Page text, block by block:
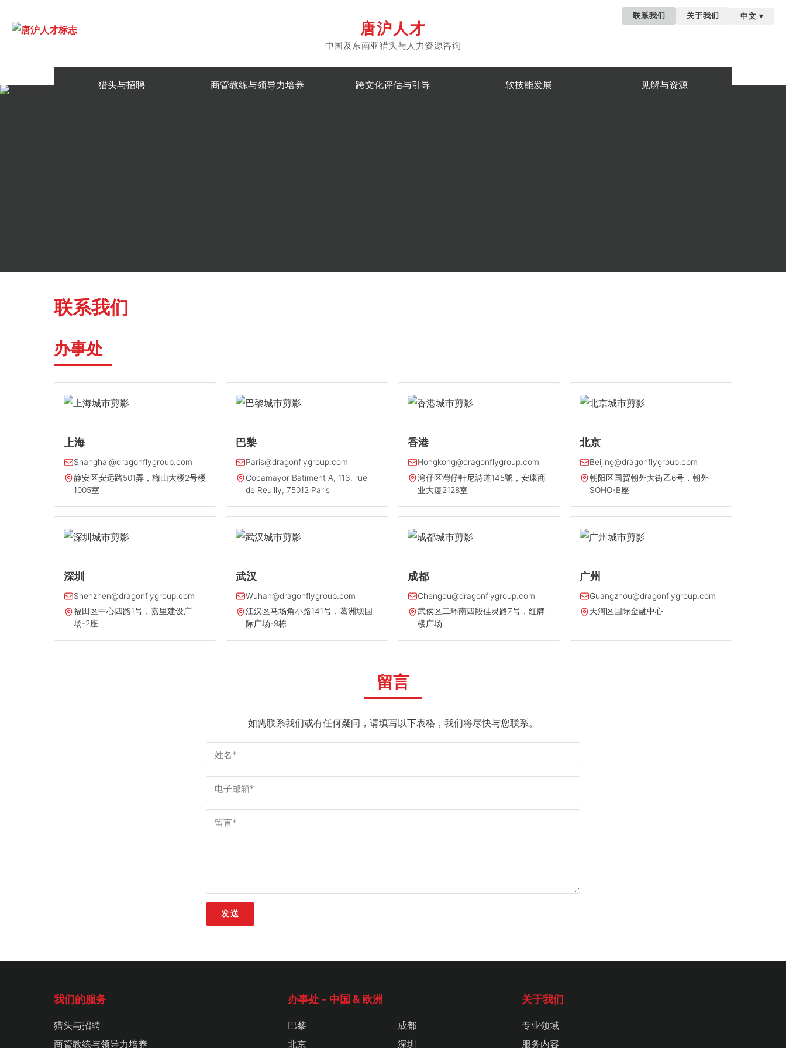
唐沪人才
中国及东南亚猎头与人力资源咨询
联系我们 关于我们 中文 ▾
猎头与招聘 商管教练与领导力培养 跨文化评估与引导 软技能发展 见解与资源
联系我们
办事处
上海
Shanghai@dragonflygroup.com
静安区安远路501弄，梅山大楼2号楼
1005室
巴黎
Paris@dragonflygroup.com
Cocamayor Batiment A, 113, rue
de Reuilly, 75012 Paris
香港
Hongkong@dragonflygroup.com
湾仔区灣仔軒尼詩道145號，安康商
业大厦2128室
北京
Beijing@dragonflygroup.com
朝阳区国贸朝外大街乙6号，朝外
SOHO-B座
深圳
Shenzhen@dragonflygroup.com
福田区中心四路1号，嘉里建设广
场-2座
武汉
Wuhan@dragonflygroup.com
江汉区马场角小路141号，葛洲坝国
际广场-9栋
成都
Chengdu@dragonflygroup.com
武侯区二环南四段佳灵路7号，红牌
楼广场
广州
Guangzhou@dragonflygroup.com
天河区国际金融中心
留言
如需联系我们或有任何疑问，请填写以下表格，我们将尽快与您联系。
发送
我们的服务
猎头与招聘
商管教练与领导力培养
办事处 - 中国 & 欧洲
巴黎
北京
成都
深圳
关于我们
专业领域
服务内容